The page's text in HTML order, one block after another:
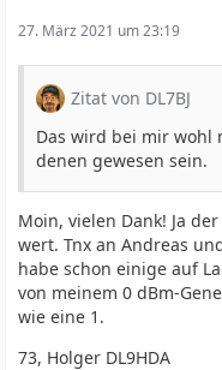
27. März 2021 um 23:19
Zitat von DL7BJ
Das wird bei mir wohl
denen gewesen sein.
Moin, vielen Dank! Ja
wert. Tnx an Andreas
habe schon einige auf
von meinem 0 dBm-
wie eine 1.
73, Holger DL9HDA